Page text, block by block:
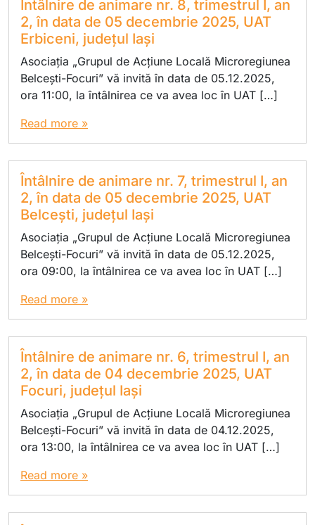
Întâlnire de animare nr. 8, trimestrul I, an
2, în data de 05 decembrie 2025, UAT
Erbiceni, județul Iași
Asociația „Grupul de Acțiune Locală Microregiunea
Belcești-Focuri” vă invită în data de 05.12.2025,
ora 11:00, la întâlnirea ce va avea loc în UAT […]
Read more »
Întâlnire de animare nr. 7, trimestrul I, an
2, în data de 05 decembrie 2025, UAT
Belcești, județul Iași
Asociația „Grupul de Acțiune Locală Microregiunea
Belcești-Focuri” vă invită în data de 05.12.2025,
ora 09:00, la întâlnirea ce va avea loc în UAT […]
Read more »
Întâlnire de animare nr. 6, trimestrul I, an
2, în data de 04 decembrie 2025, UAT
Focuri, județul Iași
Asociația „Grupul de Acțiune Locală Microregiunea
Belcești-Focuri” vă invită în data de 04.12.2025,
ora 13:00, la întâlnirea ce va avea loc în UAT […]
Read more »